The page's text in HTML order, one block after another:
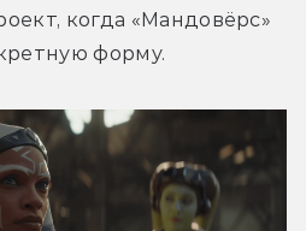
когда «Мандовёрс»
форму.